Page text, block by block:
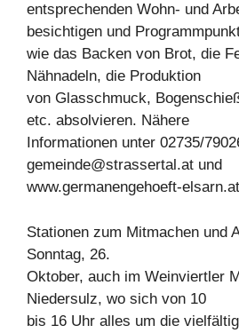
entsprechenden Wohn- und
besichtigen und
wie das Backen von Brot, die
Nähnadeln, die Produktion
von Glasschmuck,
etc. absolvieren. Nähere
Informationen unter 02735/
gemeinde@strassertal.at und
www.germanengehoeft-
Stationen zum Mitmachen und
Sonntag, 26.
Oktober, auch im Weinviertler
Niedersulz, wo sich von 10
bis 16 Uhr alles um die